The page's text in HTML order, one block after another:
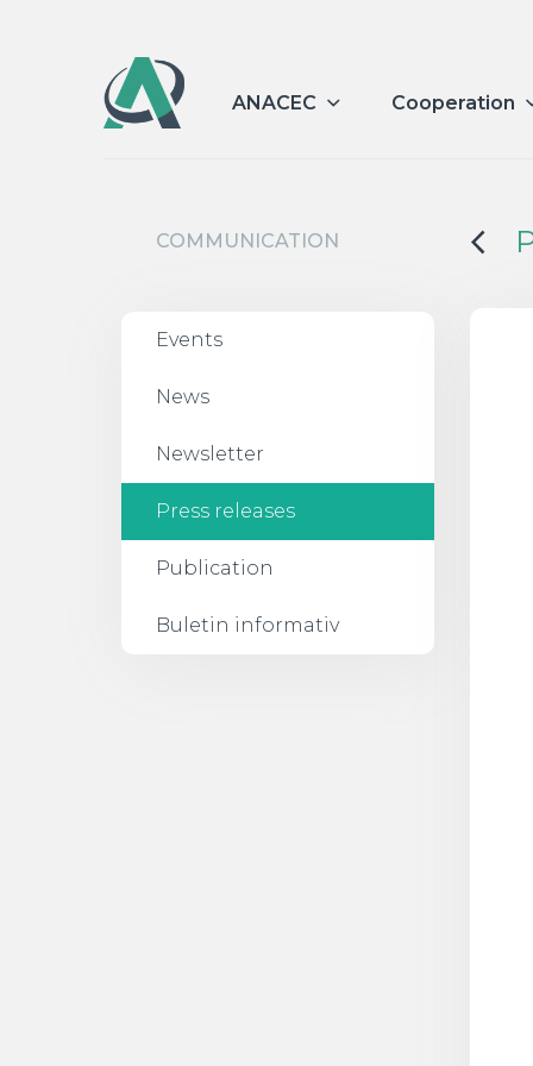
ANACEC Cooperation
COMMUNICATION
Events
News
Newsletter
Press releases
Publication
Buletin informativ